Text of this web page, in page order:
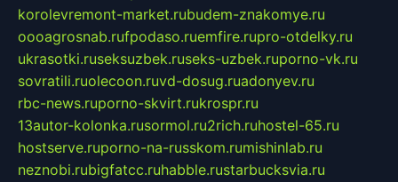
korolevremont-market.rubudem-znakomye.ru
oooagrosnab.rufpodaso.ruemfire.rupro-otdelky.ru
ukrasotki.ruseksuzbek.ruseks-uzbek.ruporno-vk.ru
sovratili.ruolecoon.ruvd-dosug.ruadonyev.ru
rbc-news.ruporno-skvirt.rukrospr.ru
13autor-kolonka.rusormol.ru2rich.ruhostel-65.ru
hostserve.ruporno-na-russkom.rumishinlab.ru
neznobi.rubigfatcc.ruhabble.rustarbucksvia.ru